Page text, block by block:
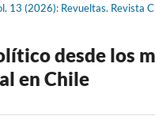
13 (2026): Revueltas. Revista
desde los
en Chile